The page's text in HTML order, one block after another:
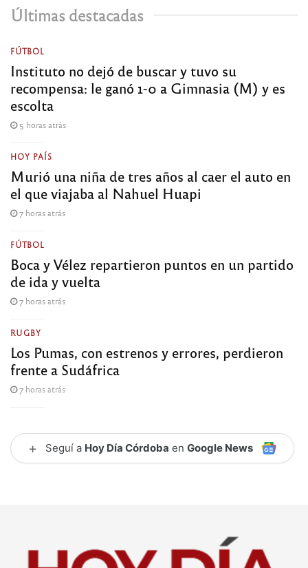
Últimas destacadas
FÚTBOL
Instituto no dejó de buscar y tuvo su
recompensa: le ganó 1-0 a Gimnasia (M) y es
escolta
5 horas atrás
HOY PAÍS
Murió una niña de tres años al caer el auto en
el que viajaba al Nahuel Huapi
7 horas atrás
FÚTBOL
Boca y Vélez repartieron puntos en un partido
de ida y vuelta
7 horas atrás
RUGBY
Los Pumas, con estrenos y errores, perdieron
frente a Sudáfrica
7 horas atrás
+ Seguí a Hoy Día Córdoba en Google News